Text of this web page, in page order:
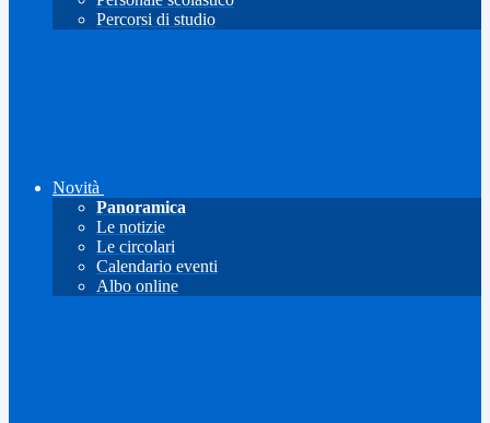
Percorsi di studio
Novità
Panoramica
Le notizie
Le circolari
Calendario eventi
Albo online